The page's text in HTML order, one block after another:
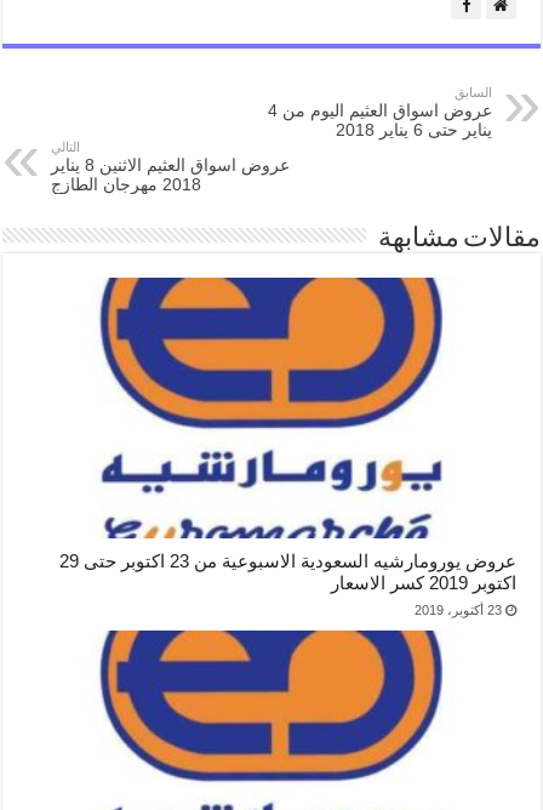
السابق
عروض اسواق العثيم اليوم من 4
يناير حتى 6 يناير 2018
التالي
عروض اسواق العثيم الاثنين 8 يناير
2018 مهرجان الطازج
مقالات مشابهة
عروض يورومارشيه السعودية الاسبوعية من 23 اكتوبر حتى 29
اكتوبر 2019 كسر الاسعار
23 أكتوبر، 2019